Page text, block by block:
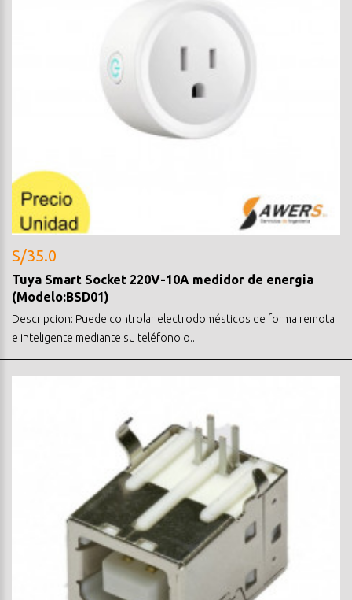
S/35.0
Tuya Smart Socket 220V-10A medidor de energia
(Modelo:BSD01)
Descripcion: Puede controlar electrodomésticos de forma remota
e inteligente mediante su teléfono o..